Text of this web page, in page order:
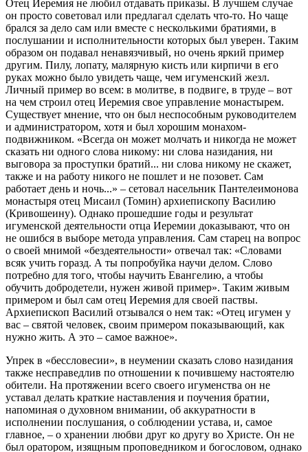
Отец Иеремия не любил отдавать приказы. В лучшем случае
он просто советовал или предлагал сделать что-то. Но чаще
брался за дело сам или вместе с несколькими братиями, в
послушании и исполнительности которых был уверен. Таким
образом он подавал ненавязчивый, но очень яркий пример
другим. Пилу, лопату, малярную кисть или кирпичи в его
руках можно было увидеть чаще, чем игуменский жезл.
Личный пример во всем: в молитве, в подвиге, в труде – вот
на чем строил отец Иеремия свое управление монастырем.
Существует мнение, что он был неспособным руководителем
и администратором, хотя и был хорошим монахом-
подвижником. «Всегда он может молчать и никогда не может
сказать ни одного слова никому: ни слова назидания, ни
выговора за проступки братий... ни слова никому не скажет,
также и на работу никого не пошлет и не позовет. Сам
работает день и ночь...» – сетовал насельник Пантелеимонова
монастыря отец Мисаил (Томин) архиепископу Василию
(Кривошеину). Однако прошедшие годы и результат
игуменской деятельности отца Иеремии доказывают, что он
не ошибся в выборе метода управления. Сам старец на вопрос
о своей мнимой «бездеятельности» отвечал так: «Словами
всяк учить горазд. А ты попробуйка научи делом. Слово
потребно для того, чтобы научить Евангелию, а чтобы
обучить добродетели, нужен живой пример». Таким живым
примером и был сам отец Иеремия для своей паствы.
Архиепископ Василий отзывался о нем так: «Отец игумен у
вас – святой человек, своим примером показывающий, как
нужно жить. А это – самое важное».
Упрек в «бессловесии», в неумении сказать слово назидания
также несправедлив по отношении к почившему настоятелю
обители. На протяжении всего своего игуменства он не
уставал делать краткие наставления и поучения братии,
напоминая о духовном внимании, об аккуратности в
исполнении послушания, о соблюдении устава, и, самое
главное, – о хранении любви друг ко другу во Христе. Он не
был оратором, изящным проповедником и богословом, однако